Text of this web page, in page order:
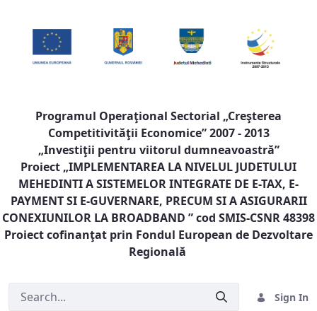
Programul Operaţional Sectorial „Creşterea
Competitivităţii Economice” 2007 - 2013
„Investiţii pentru viitorul dumneavoastră”
Proiect „IMPLEMENTAREA LA NIVELUL JUDETULUI
MEHEDINTI A SISTEMELOR INTEGRATE DE E-TAX, E-
PAYMENT SI E-GUVERNARE, PRECUM SI A ASIGURARII
CONEXIUNILOR LA BROADBAND ” cod SMIS-CSNR 48398
Proiect cofinanţat prin Fondul European de Dezvoltare
Regională
Sign In